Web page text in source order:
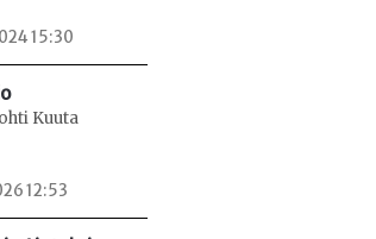
15:30
Kuuta
12:53